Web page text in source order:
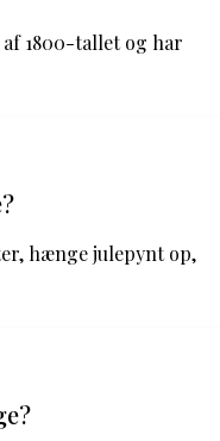
1800-tallet og har
hænge julepynt op,